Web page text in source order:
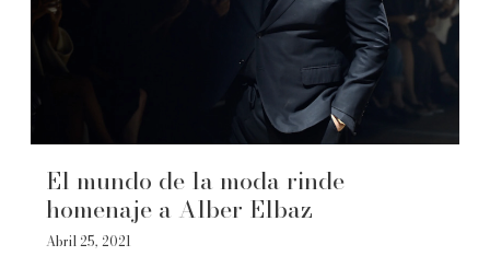
El mundo de la moda rinde
homenaje a Alber Elbaz
Abril 25, 2021